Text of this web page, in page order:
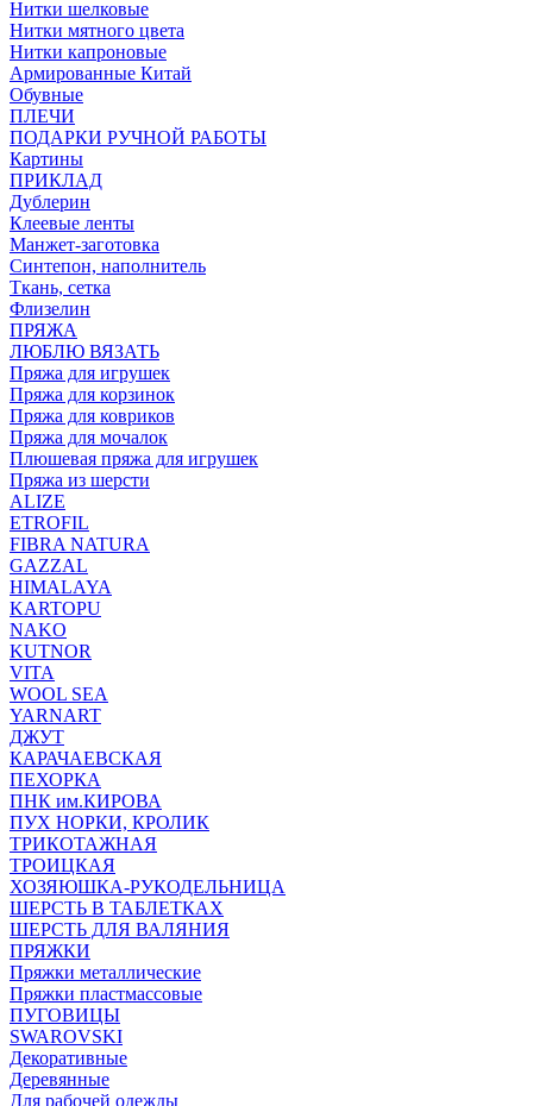
Нитки шелковые
Нитки мятного цвета
Нитки капроновые
Армированные Китай
Обувные
ПЛЕЧИ
ПОДАРКИ РУЧНОЙ РАБОТЫ
Картины
ПРИКЛАД
Дублерин
Клеевые ленты
Манжет-заготовка
Синтепон, наполнитель
Ткань, сетка
Флизелин
ПРЯЖА
ЛЮБЛЮ ВЯЗАТЬ
Пряжа для игрушек
Пряжа для корзинок
Пряжа для ковриков
Пряжа для мочалок
Плюшевая пряжа для игрушек
Пряжа из шерсти
ALIZE
ETROFIL
FIBRA NATURA
GAZZAL
HIMALAYA
KARTOPU
NAKO
KUTNOR
VITA
WOOL SEA
YARNART
ДЖУТ
КАРАЧАЕВСКАЯ
ПЕХОРКА
ПНК им.КИРОВА
ПУХ НОРКИ, КРОЛИК
ТРИКОТАЖНАЯ
ТРОИЦКАЯ
ХОЗЯЮШКА-РУКОДЕЛЬНИЦА
ШЕРСТЬ В ТАБЛЕТКАХ
ШЕРСТЬ ДЛЯ ВАЛЯНИЯ
ПРЯЖКИ
Пряжки металлические
Пряжки пластмассовые
ПУГОВИЦЫ
SWAROVSKI
Декоративные
Деревянные
Для рабочей одежды